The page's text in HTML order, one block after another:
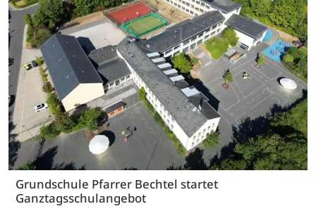
Grundschule Pfarrer Bechtel startet
Ganztagsschulangebot